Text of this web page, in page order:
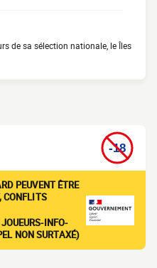
de sa sélection nationale, le Îles
PEUVENT ÊTRE
CONFLITS
INFO-
NON SURTAXÉ)